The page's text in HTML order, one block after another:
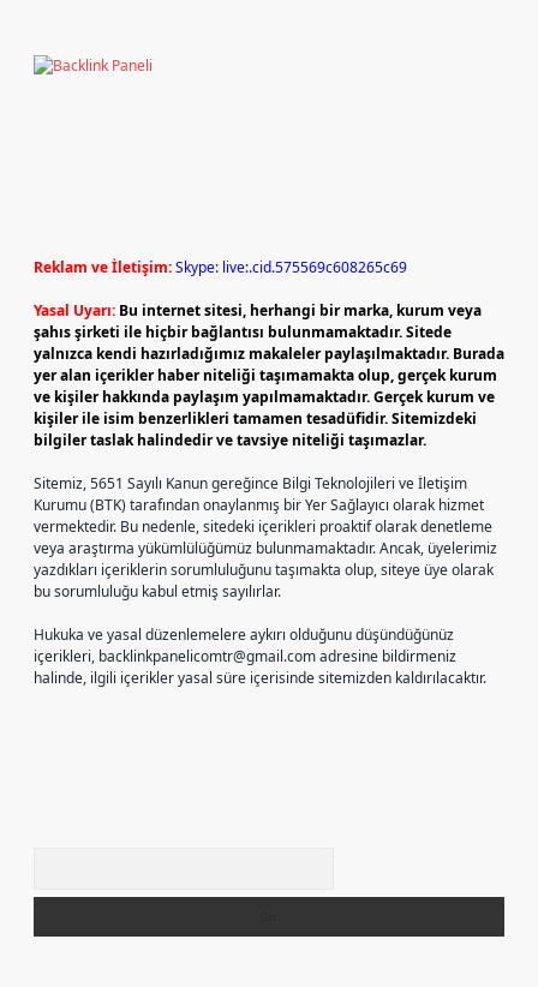
Reklam ve İletişim:Skype: live:.cid.575569c608265c69
Yasal Uyarı: Bu internet sitesi, herhangi bir marka, kurum veya
şahıs şirketi ile hiçbir bağlantısı bulunmamaktadır. Sitede
yalnızca kendi hazırladığımız makaleler paylaşılmaktadır. Burada
yer alan içerikler haber niteliği taşımamakta olup, gerçek kurum
ve kişiler hakkında paylaşım yapılmamaktadır. Gerçek kurum ve
kişiler ile isim benzerlikleri tamamen tesadüfidir. Sitemizdeki
bilgiler taslak halindedir ve tavsiye niteliği taşımazlar.
Sitemiz, 5651 Sayılı Kanun gereğince Bilgi Teknolojileri ve İletişim
Kurumu (BTK) tarafından onaylanmış bir Yer Sağlayıcı olarak hizmet
vermektedir. Bu nedenle, sitedeki içerikleri proaktif olarak denetleme
veya araştırma yükümlülüğümüz bulunmamaktadır. Ancak, üyelerimiz
yazdıkları içeriklerin sorumluluğunu taşımakta olup, siteye üye olarak
bu sorumluluğu kabul etmiş sayılırlar.
Hukuka ve yasal düzenlemelere aykırı olduğunu düşündüğünüz
içerikleri, backlinkpanelicomtr@gmail.comadresine bildirmeniz
halinde, ilgili içerikler yasal süre içerisinde sitemizden kaldırılacaktır.